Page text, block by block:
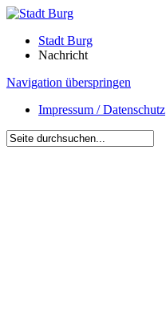
Stadt Burg
Nachricht
Navigation überspringen
Impressum / Datenschutz